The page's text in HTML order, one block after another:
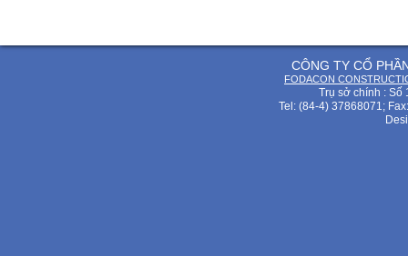
CÔNG TY CỔ
FODACON
Trụ sở chính : Số
Tel: (84-4) 37868071;